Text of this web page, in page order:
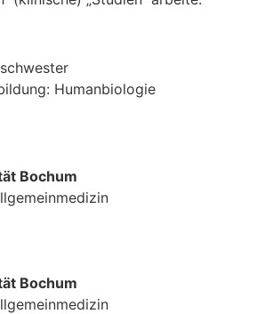
Humanbiologie
Bochum
Bochum